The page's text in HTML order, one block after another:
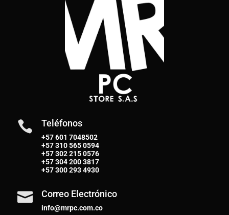
 Teléfonos
+57 601 7048502
+57310 565 0594
+57302 215 0576
+57304 200 3817
+57300 293 4930
 Correo Electrónico
info@mrpc.com.co